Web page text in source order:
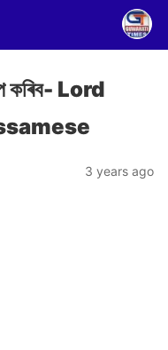
কৰিব- Lord
3 years ago